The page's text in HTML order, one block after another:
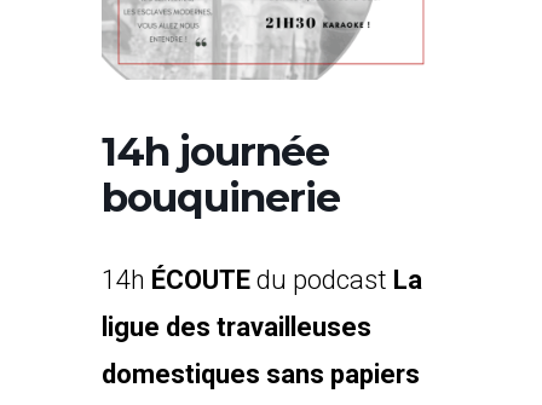
14h journée
bouquinerie
14h ÉCOUTE du podcast La
ligue des travailleuses
domestiques sans papiers